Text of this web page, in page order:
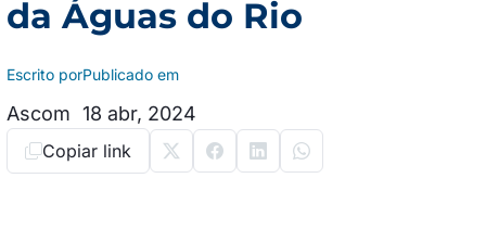
da Águas do Rio
Escrito por
Ascom
Publicado em
18 abr, 2024
Copiar link